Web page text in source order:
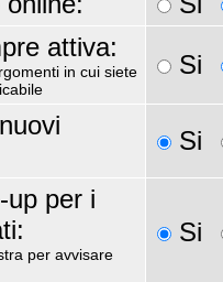
attiva:
in cui siete
Si
Si
up per i
per avvisare
Si